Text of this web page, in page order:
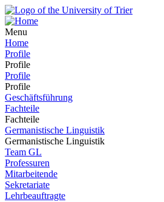
Menu
Home
Profile
Profile
Profile
Profile
Geschäftsführung
Fachteile
Fachteile
Germanistische Linguistik
Germanistische Linguistik
Team GL
Professuren
Mitarbeitende
Sekretariate
Lehrbeauftragte